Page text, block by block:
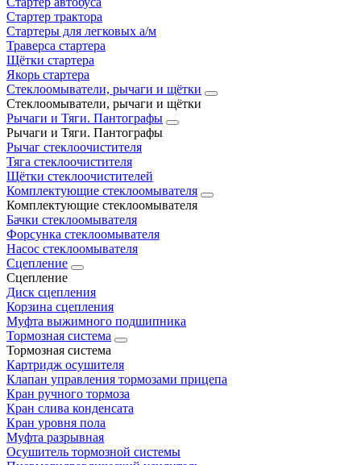
Стартер трактора
Стартеры для легковых а/м
Траверса стартера
Щётки стартера
Якорь стартера
Стеклоомыватели, рычаги и щётки
Стеклоомыватели, рычаги и щётки
Рычаги и Тяги. Пантографы
Рычаги и Тяги. Пантографы
Рычаг стеклоочистителя
Тяга стеклоочистителя
Щётки стеклоочистителей
Комплектующие стеклоомывателя
Комплектующие стеклоомывателя
Бачки стеклоомывателя
Форсунка стеклоомывателя
Насос стеклоомывателя
Сцепление
Сцепление
Диск сцепления
Корзина сцепления
Муфта выжимного подшипника
Тормозная система
Тормозная система
Картридж осушителя
Клапан управления тормозами прицепа
Кран ручного тормоза
Кран слива конденсата
Кран уровня пола
Муфта разрывная
Осушитель тормозной системы